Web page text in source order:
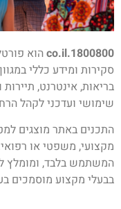
1800800.co.il
הוא
סקירות ומידע כללי
בריאות, אינטרנט,
שימושי ועדכני לקהל
התכנים באתר מוצגים
מקצועי, משפטי או
המשתמש בלבד, ומומלץ
בבעלי מקצוע מוסמכים